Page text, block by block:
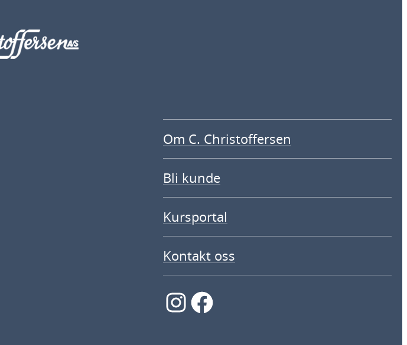
Om C. Christoffersen
Bli kunde
Kursportal
Kontakt oss
InstagramFacebook